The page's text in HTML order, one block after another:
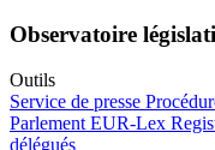
Observatoire
Outils
Service de presse
Parlement EUR-Lex
délégués